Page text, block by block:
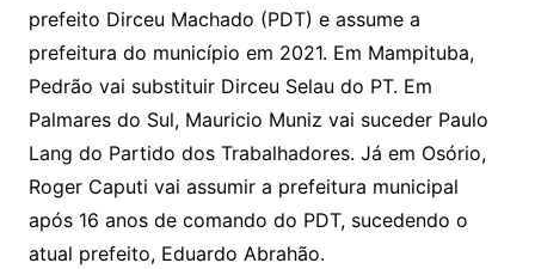
prefeito Dirceu Machado (PDT) e assume a
prefeitura do município em 2021. Em Mampituba,
Pedrão vai substituir Dirceu Selau do PT. Em
Palmares do Sul, Mauricio Muniz vai suceder Paulo
Lang do Partido dos Trabalhadores. Já em Osório,
Roger Caputi vai assumir a prefeitura municipal
após 16 anos de comando do PDT, sucedendo o
atual prefeito, Eduardo Abrahão.